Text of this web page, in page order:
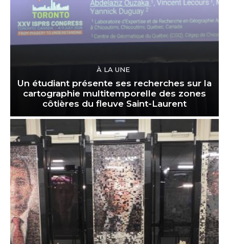
À LA UNE
Un étudiant présente ses recherches sur la
cartographie multitemporelle des zones
côtières du fleuve Saint-Laurent